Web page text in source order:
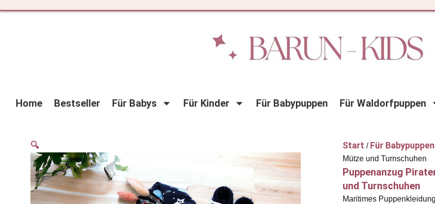
Home Bestseller Für Babys Für Kinder Für Babypuppen Für Waldorfpuppen
🔍 Start / Für Babypuppen
Mütze und Turnschuhen
Puppenanzug
und Turnschuhen
Maritimes